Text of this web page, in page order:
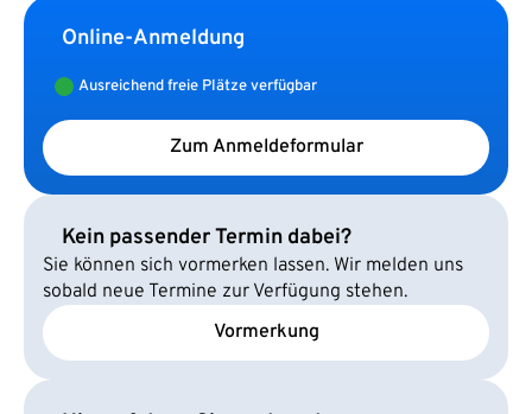
Online-Anmeldung
Ausreichend freie Plätze verfügbar
Zum Anmeldeformular
Kein passender Termin dabei?
Sie können sich vormerken lassen. Wir melden uns
sobald neue Termine zur Verfügung stehen.
Vormerkung